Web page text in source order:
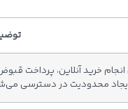
انجام خرید آنلاین، پرداخت
محدودیت در دسترسی